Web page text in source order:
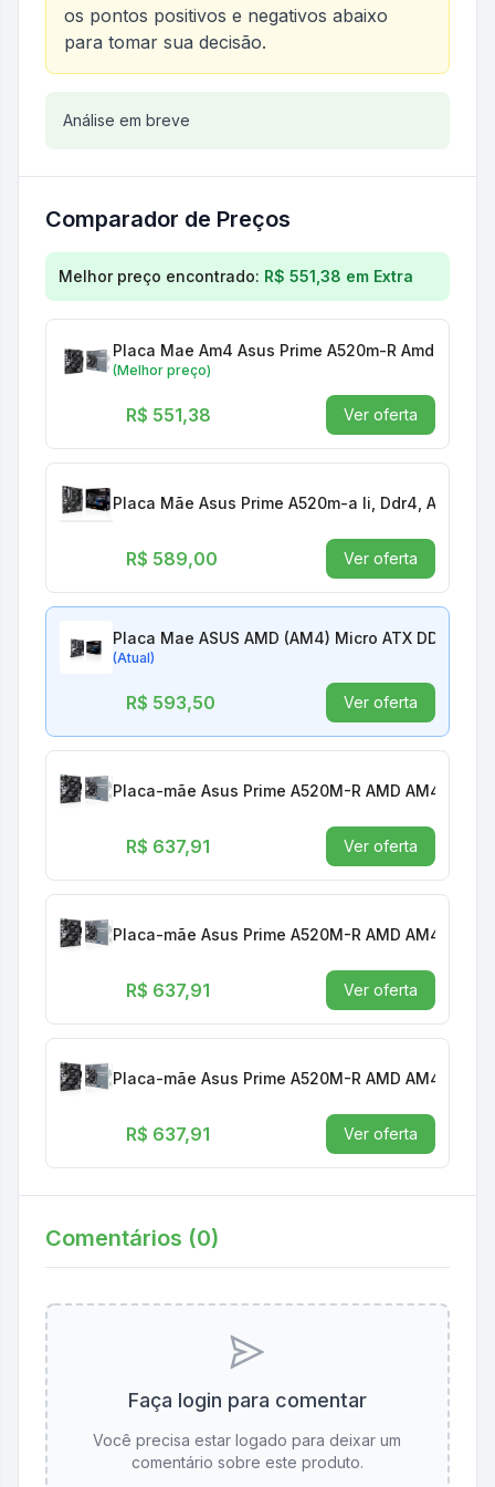
os pontos positivos e negativos abaixo
para tomar sua decisão.
Análise do produto
Análise em breve
Comparador de Preços
Comparação de preços paraPlaca Mae ASUS
Melhor preço encontrado: R$ 551,38 em Extra
Placa Mae Am4 Asus Prime A520m-R
(Melhor preço)
R$ 551,38 Ver oferta
Placa Mãe Asus Prime A520m-a Ii, Ddr4, Am4,
R$ 589,00 Ver oferta
Placa Mae ASUS AMD (AM4) Micro ATX DDR4 -
(Atual)
R$ 593,50 Ver oferta
Placa-mãe Asus Prime A520M-R AMD AM4
R$ 637,91 Ver oferta
Placa-mãe Asus Prime A520M-R AMD AM4
R$ 637,91 Ver oferta
Placa-mãe Asus Prime A520M-R AMD AM4
R$ 637,91 Ver oferta
Comentários (0)
Faça login para comentar
Você precisa estar logado para deixar um
comentário sobre este produto.